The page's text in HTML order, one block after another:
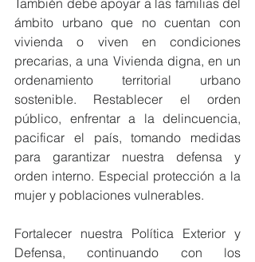
ámbito urbano que no cuentan con
vivienda o viven en condiciones
precarias, a una Vivienda digna, en un
ordenamiento territorial urbano
sostenible. Restablecer el orden
público, enfrentar a la delincuencia,
pacificar el país, tomando medidas
para garantizar nuestra defensa y
orden interno. Especial protección a la
mujer y poblaciones vulnerables.
Fortalecer nuestra Política Exterior y
Defensa, continuando con los